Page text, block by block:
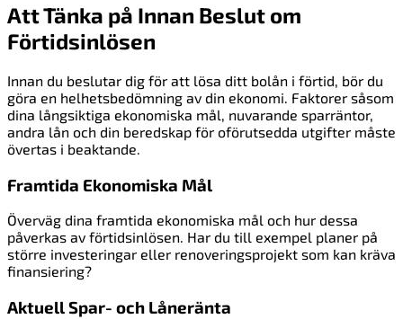
Att Tänka på Innan Beslut om
Förtidsinlösen
Innan du beslutar dig för att lösa ditt bolån i förtid, bör du
göra en helhetsbedömning av din ekonomi. Faktorer såsom
dina långsiktiga ekonomiska mål, nuvarande sparräntor,
andra lån och din beredskap för oförutsedda utgifter måste
övertas i beaktande.
Framtida Ekonomiska Mål
Överväg dina framtida ekonomiska mål och hur dessa
påverkas av förtidsinlösen. Har du till exempel planer på
större investeringar eller renoveringsprojekt som kan kräva
finansiering?
Aktuell Spar- och Låneränta